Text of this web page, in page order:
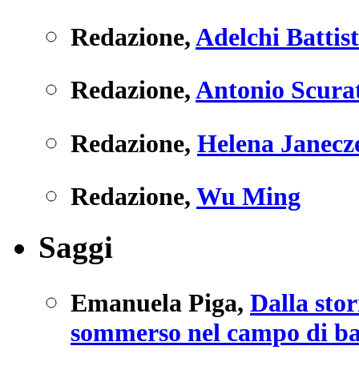
Redazione,Adelchi
Redazione,Antonio
Redazione, Helena
Redazione, Wu Ming
Saggi
Emanuela Piga, Dalla
sommerso nel campo di